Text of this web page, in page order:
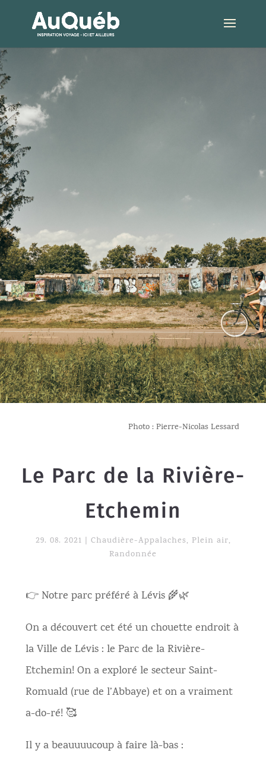
Photo : Pierre-Nicolas Lessard
Le Parc de la Rivière-
Etchemin
29. 08. 2021 Chaudière-Appalaches, Plein air,
Randonnée
👉 Notre parc préféré à Lévis 🌾🌿
On a découvert cet été un chouette endroit à
la Ville de Lévis : le Parc de la Rivière-
Etchemin! On a exploré le secteur Saint-
Romuald (rue de l’Abbaye) et on a vraiment
a-do-ré! 🥰
Il y a beauuuucoup à faire là-bas :